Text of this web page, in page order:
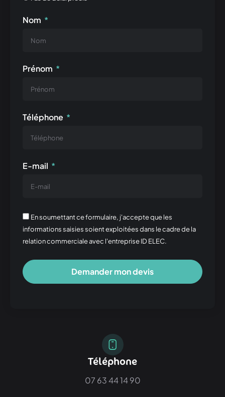
Téléphone
07 63 44 14 90
Nom
Prénom
Téléphone
E-mail
En soumettant ce formulaire, j'accepte que les
informations saisies soient exploitées dans le cadre de la
relation commerciale avec l'entreprise ID ELEC.
Demander mon devis